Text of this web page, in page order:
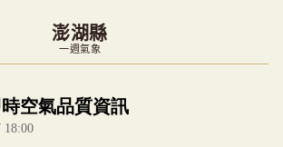
澎湖縣
一週氣象
小工具為視覺預覽，完整即時空